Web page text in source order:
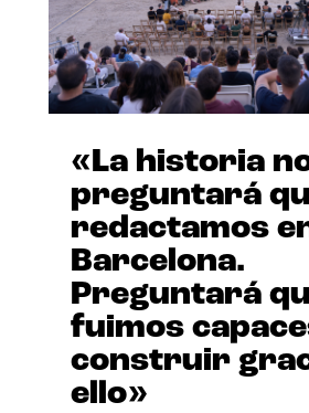
«La historia
preguntará
redactamos
Barcelona.
Preguntará
fuimos
construir
ello»